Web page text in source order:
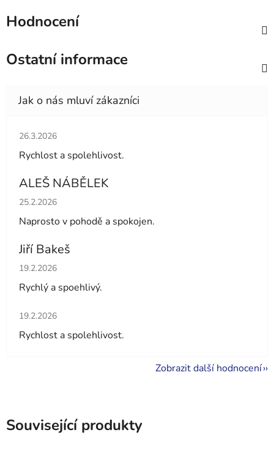
Hodnocení
Ostatní informace
Hodnocení obchodu je 5 z 5 hvězdiček.
26.3.2026
Rychlost a spolehlivost.
ALEŠ NÁBĚLEK
Hodnocení obchodu je 5 z 5 hvězdiček.
25.2.2026
Naprosto v pohodě a spokojen.
Jiří Bakeš
Hodnocení obchodu je 5 z 5 hvězdiček.
19.2.2026
Rychlý a spoehlivý.
Hodnocení obchodu je 5 z 5 hvězdiček.
19.2.2026
Rychlost a spolehlivost.
Zobrazit další hodnocení
Související produkty